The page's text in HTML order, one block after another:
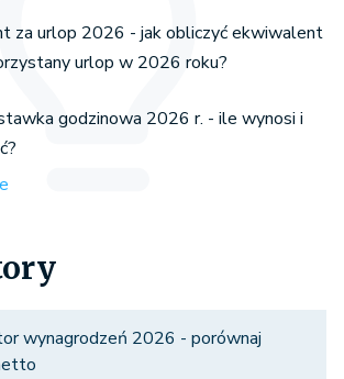
za urlop 2026 - jak obliczyć ekwiwalent
urlop w 2026 roku?
godzinowa 2026 r. - ile wynosi i
wynagrodzeń 2026 - porównaj